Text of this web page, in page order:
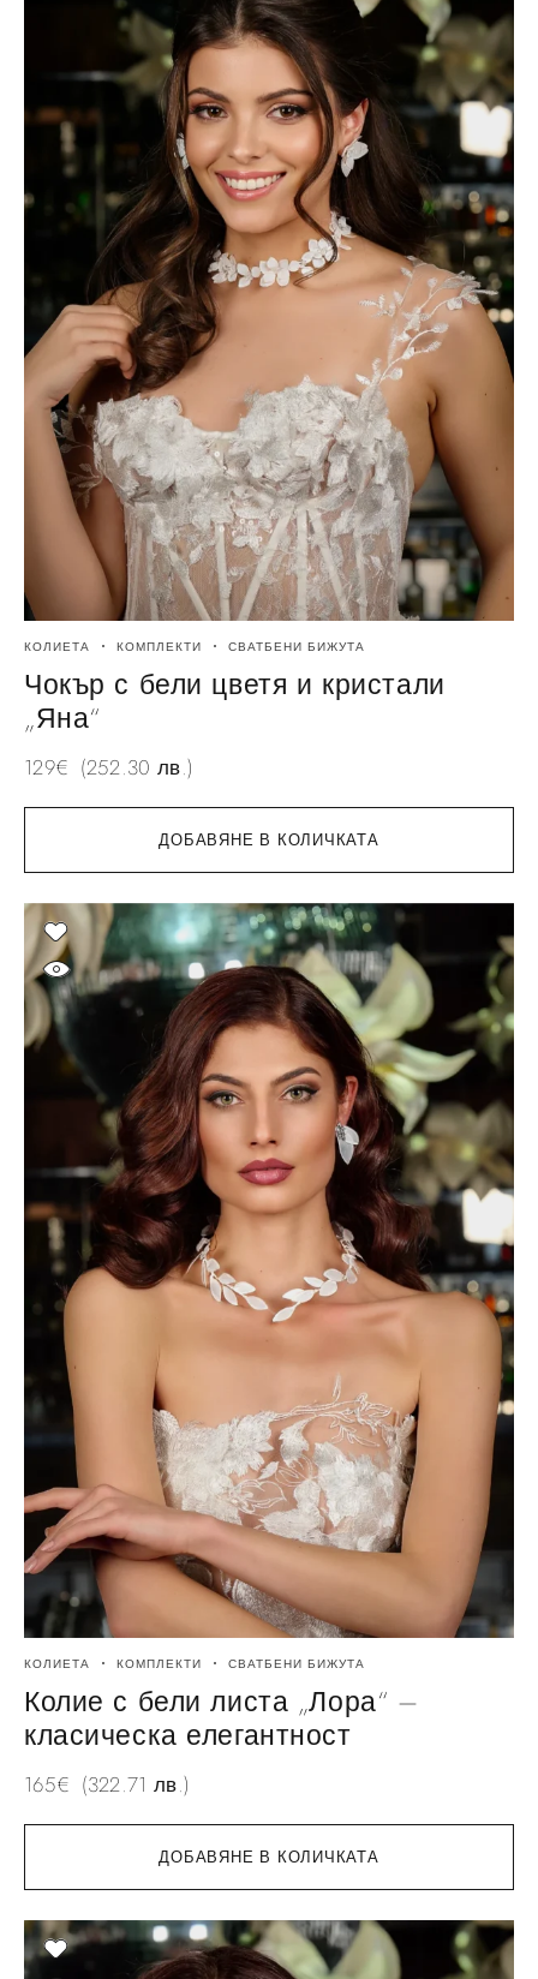
ДОБАВЯНЕ В КОЛИЧКАТА
КОЛИЕТА КОМПЛЕКТИ СВАТБЕНИ БИЖУТА
Чокър с бели цветя и кристали
„Яна“
129€ (252.30 лв.)
ДОБАВЯНЕ В КОЛИЧКАТА
КОЛИЕТА КОМПЛЕКТИ СВАТБЕНИ БИЖУТА
Колие с бели листа „Лора“ –
класическа елегантност
165€ (322.71 лв.)